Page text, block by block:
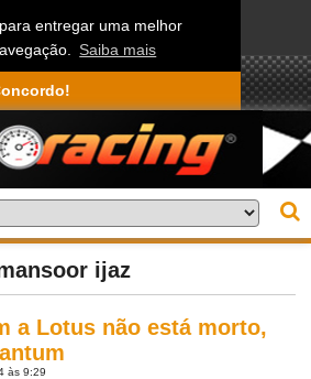
entregar uma melhor
Saiba mais
ijaz
a Lotus não está morto,
às 9:29